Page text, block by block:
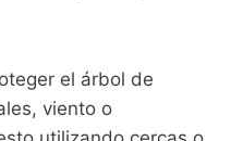
el árbol de
viento o